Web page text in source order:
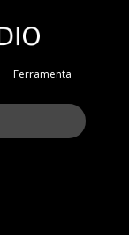
Ferramenta